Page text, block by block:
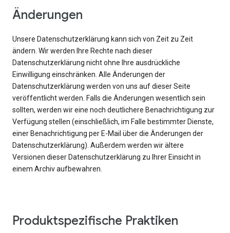
Änderungen
Unsere Datenschutzerklärung kann sich von Zeit zu Zeit
ändern. Wir werden Ihre Rechte nach dieser
Datenschutzerklärung nicht ohne Ihre ausdrückliche
Einwilligung einschränken. Alle Änderungen der
Datenschutzerklärung werden von uns auf dieser Seite
veröffentlicht werden. Falls die Änderungen wesentlich sein
sollten, werden wir eine noch deutlichere Benachrichtigung zur
Verfügung stellen (einschließlich, im Falle bestimmter Dienste,
einer Benachrichtigung per E-Mail über die Änderungen der
Datenschutzerklärung). Außerdem werden wir ältere
Versionen dieser Datenschutzerklärung zu Ihrer Einsicht in
einem Archiv aufbewahren.
Produktspezifische Praktiken